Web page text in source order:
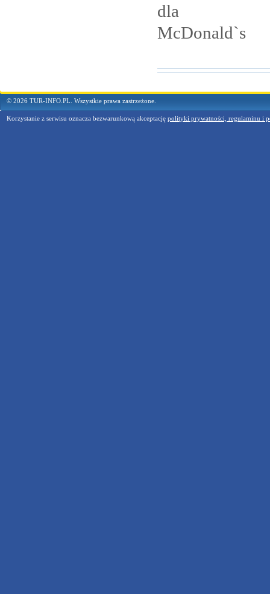
dla
McDonald`s
© 2026 TUR-INFO.PL. Wszystkie prawa zastrzeżone.
Korzystanie z serwisu oznacza bezwarunkową akceptację polityki prywatności, regulaminu i